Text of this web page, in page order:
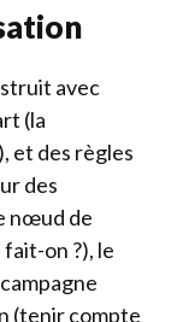
avec
(la
et des règles
des
nœud de
on ?), le
(tenir compte